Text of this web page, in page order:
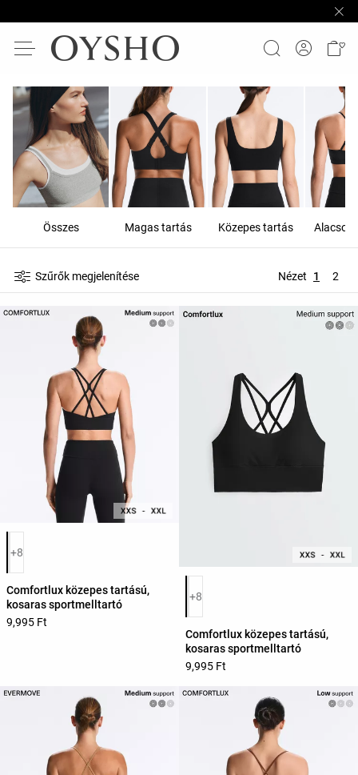
Összes Magas tartás Közepes tartás
Szűrők megjelenítése Nézet 1 2
Termékszínek listája
+8
Comfortlux közepes tartású,
kosaras sportmelltartó
9,995 Ft
Termékszínek listája
+8
Comfortlux közepes tartású,
kosaras sportmelltartó
9,995 Ft